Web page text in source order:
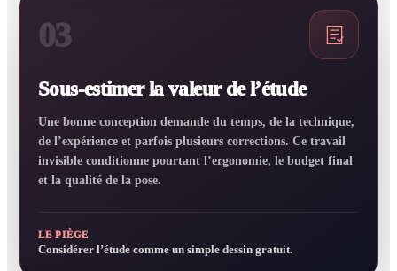
03
Sous-estimer la valeur de l’étude
Une bonne conception demande du temps, de la technique,
de l’expérience et parfois plusieurs corrections. Ce travail
invisible conditionne pourtant l’ergonomie, le budget final
et la qualité de la pose.
LE PIÈGE
Considérer l’étude comme un simple dessin gratuit.